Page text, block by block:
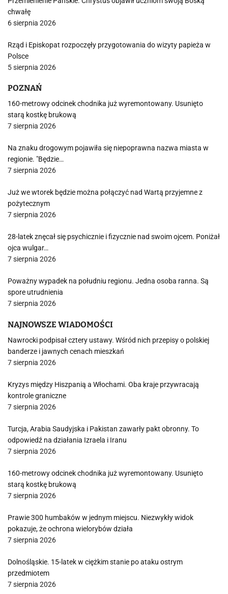
chwałę
6 sierpnia 2026
Rząd i Episkopat rozpoczęły przygotowania do wizyty papieża w
Polsce
5 sierpnia 2026
POZNAŃ
160-metrowy odcinek chodnika już wyremontowany. Usunięto
starą kostkę brukową
7 sierpnia 2026
Na znaku drogowym pojawiła się niepoprawna nazwa miasta w
regionie. "Będzie…
7 sierpnia 2026
Już we wtorek będzie można połączyć nad Wartą przyjemne z
pożytecznym
7 sierpnia 2026
28-latek znęcał się psychicznie i fizycznie nad swoim ojcem. Poniżał
ojca wulgar…
7 sierpnia 2026
Poważny wypadek na południu regionu. Jedna osoba ranna. Są
spore utrudnienia
7 sierpnia 2026
NAJNOWSZE WIADOMOŚCI
Nawrocki podpisał cztery ustawy. Wśród nich przepisy o polskiej
banderze i jawnych cenach mieszkań
7 sierpnia 2026
Kryzys między Hiszpanią a Włochami. Oba kraje przywracają
kontrole graniczne
7 sierpnia 2026
Turcja, Arabia Saudyjska i Pakistan zawarły pakt obronny. To
odpowiedź na działania Izraela i Iranu
7 sierpnia 2026
160-metrowy odcinek chodnika już wyremontowany. Usunięto
starą kostkę brukową
7 sierpnia 2026
Prawie 300 humbaków w jednym miejscu. Niezwykły widok
pokazuje, że ochrona wielorybów działa
7 sierpnia 2026
Dolnośląskie. 15-latek w ciężkim stanie po ataku ostrym
przedmiotem
7 sierpnia 2026